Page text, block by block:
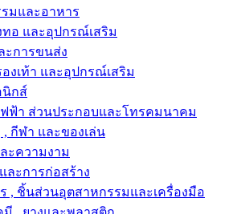
รมและอาหาร
ทอ และอุปกรณ์เสริม
ะการขนส่ง
องเท้า และอุปกรณ์เสริม
นิกส์
ฟ้า ส่วนประกอบและโทรคมนาคม
กีฬา และของเล่น
ะความงาม
ละการก่อสร้าง
ร , ชิ้นส่วนอุตสาหกรรมและเครื่องมือ